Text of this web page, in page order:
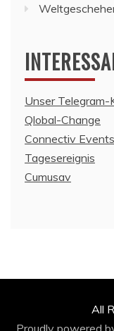
Unser Telegram-
Qlobal-Change
Connectiv Events
Tagesereignis
Cumusav
All
Proudly powered